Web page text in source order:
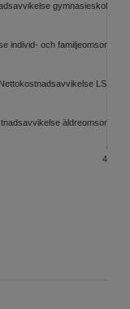
40
äldreomsorg,
Nettokostnadsavvikelse LSS,
individ- och familjeomsorg,
gymnasieskola,